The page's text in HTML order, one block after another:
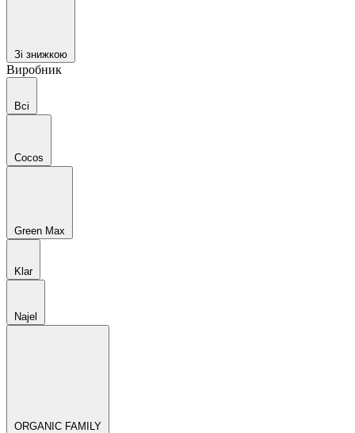
Зі знижкою
Виробник
Всі
Cocos
Green Max
Klar
Najel
ORGANIC FAMILY